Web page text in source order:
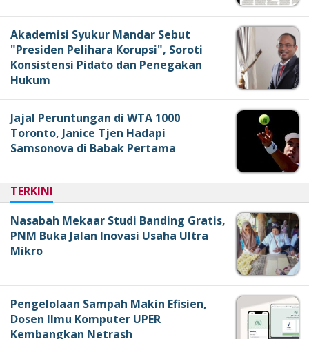
Akademisi Syukur Mandar Sebut
"Presiden Pelihara Korupsi", Soroti
Konsistensi Pidato dan Penegakan
Hukum
Jajal Peruntungan di WTA 1000
Toronto, Janice Tjen Hadapi
Samsonova di Babak Pertama
TERKINI
Nasabah Mekaar Studi Banding Gratis,
PNM Buka Jalan Inovasi Usaha Ultra
Mikro
Pengelolaan Sampah Makin Efisien,
Dosen Ilmu Komputer UPER
Kembangkan Netrash